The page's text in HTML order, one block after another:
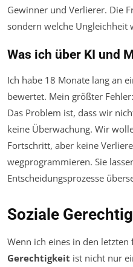
Gewinner und Verlierer. Die
sondern welche Ungleichheit
Was ich über KI und
Ich habe 18 Monate lang an
bewertet. Mein größter
Das Problem ist, dass wir
keine Überwachung. Wir
Fortschritt, aber keine
wegprogrammieren. Sie
Entscheidungsprozesse
Soziale
Wenn ich eines in den
Gerechtigkeit ist nicht nur